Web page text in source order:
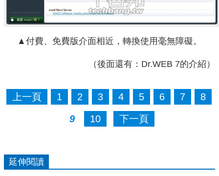
▲付費、免費版介面相近，轉換使用毫無障礙。
（後面還有：Dr.WEB 7的介紹）
上一頁 1 2 3 4 5 6 7 8
9 10 下一頁
延伸閱讀